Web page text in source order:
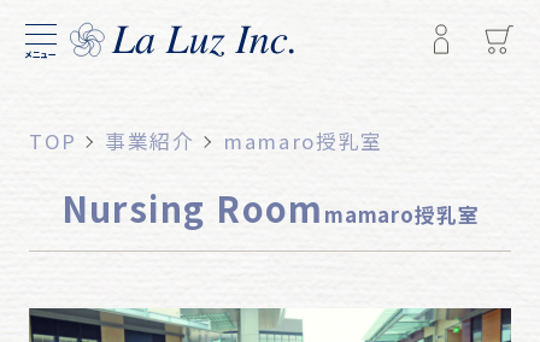
メニュー
TOP 事業紹介 mamaro授乳室
Nursing Room mamaro授乳室